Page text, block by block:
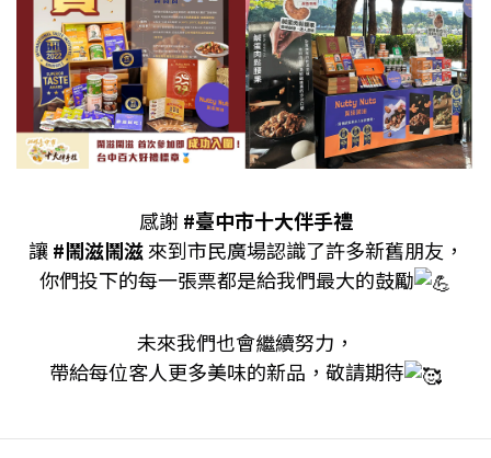
感謝#臺中市十大伴手禮
讓#鬧滋鬧滋來到市民廣場認識了許多新舊朋友，
你們投下的每一張票都是給我們最大的鼓勵
未來我們也會繼續努力，
帶給每位客人更多美味的新品，敬請期待